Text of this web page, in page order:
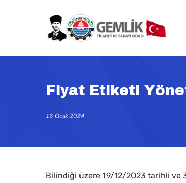
content
Fiyat Etiketi
16 Ocak 2024
Bilindiği üzere 19/12/2023 tarihli ve